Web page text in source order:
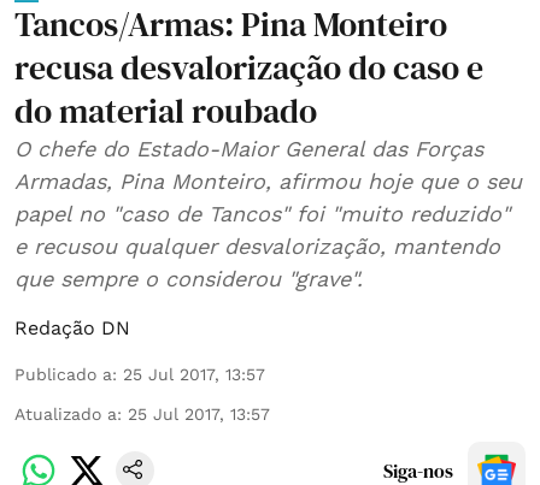
Tancos/Armas: Pina Monteiro
recusa desvalorização do caso e
do material roubado
O chefe do Estado-Maior General das Forças
Armadas, Pina Monteiro, afirmou hoje que o seu
papel no "caso de Tancos" foi "muito reduzido"
e recusou qualquer desvalorização, mantendo
que sempre o considerou "grave".
Redação DN
Publicado a: 25 Jul 2017, 13:57
Atualizado a: 25 Jul 2017, 13:57
Siga-nos